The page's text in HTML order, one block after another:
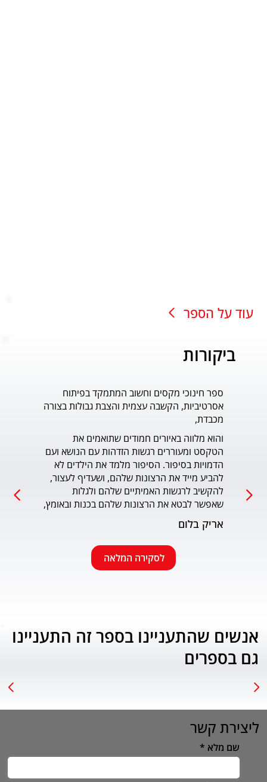
עוד על הספר
ביקורות
ספר חינוכי מקסים וחשוב המתמקד בפיתוח
אסרטיביות, הקשבה עצמית והצבת גבולות בצורה
מכבדת,
והוא מלווה באיורים חמודים שתואמים את
הדמויות בסיפור. הסיפור מלמד את הילדים לא
להקשיב לרגשות האמיתיים שלהם ולגלות
ורגשית בגובה העיניים של הילדים. מומלץ בחום.
אריק בלום
לסקירה המלאה
אנשים שהתעניינו בספר זה התעניינו
גם בספרים
ליצירת קשר
שם מלא